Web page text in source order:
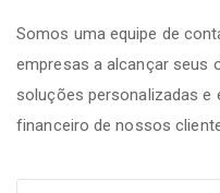
Somos uma equipe de
empresas a alcançar seus
soluções personalizadas
financeiro de nossos